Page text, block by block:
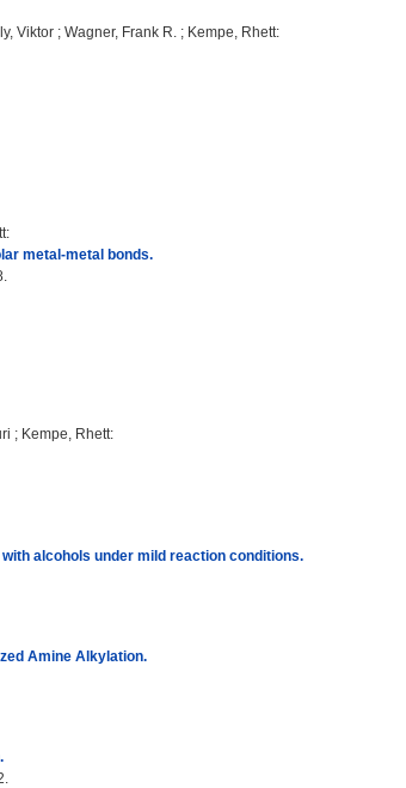
Viktor ; Wagner, Frank R. ; Kempe, Rhett:
:
metal-metal bonds.
; Kempe, Rhett:
alcohols under mild reaction conditions.
Amine Alkylation.